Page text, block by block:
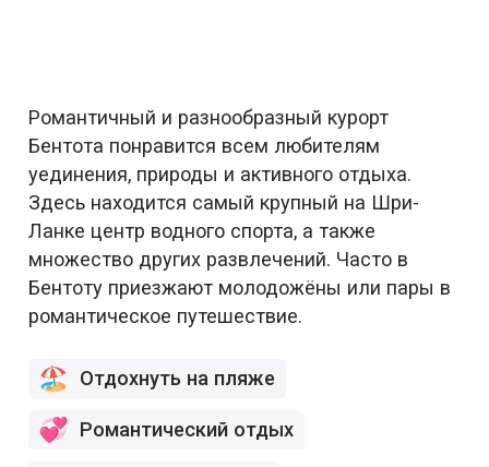
Романтичный и разнообразный курорт
Бентота понравится всем любителям
уединения, природы и активного отдыха.
Здесь находится самый крупный на Шри-
Ланке центр водного спорта, а также
множество других развлечений. Часто в
Бентоту приезжают молодожёны или пары в
романтическое путешествие.
Отдохнуть на пляже
Романтический отдых